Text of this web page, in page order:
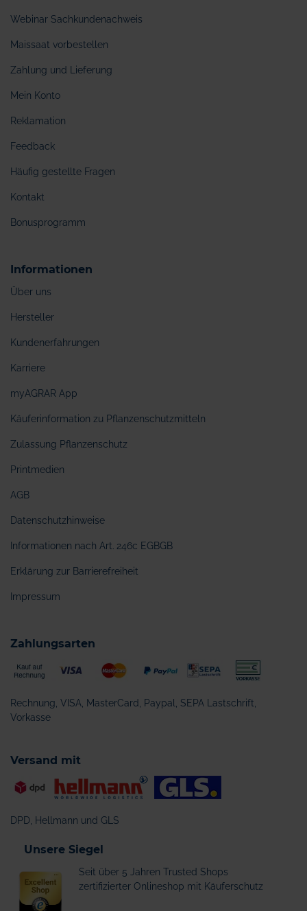
Webinar Sachkundenachweis
Maissaat vorbestellen
Zahlung und Lieferung
Mein Konto
Reklamation
Feedback
Häufig gestellte Fragen
Kontakt
Bonusprogramm
Informationen
Über uns
Hersteller
Kundenerfahrungen
Karriere
myAGRAR App
Käuferinformation zu Pflanzenschutzmitteln
Zulassung Pflanzenschutz
Printmedien
AGB
Datenschutzhinweise
Informationen nach Art. 246c EGBGB
Erklärung zur Barrierefreiheit
Impressum
Zahlungsarten
Rechnung, VISA, MasterCard, Paypal, SEPA Lastschrift,
Vorkasse
Versand mit
DPD, Hellmann und GLS
Unsere Siegel
Seit über 5 Jahren Trusted Shops
zertifizierter Onlineshop mit Käuferschutz